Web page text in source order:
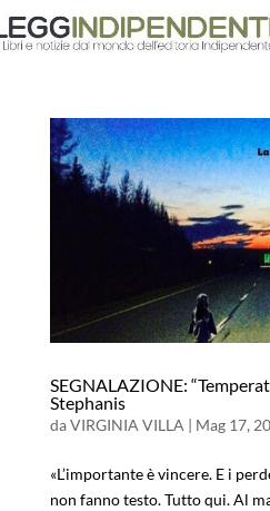
SEGNALAZIONE:
Stephanis
daVIRGINIA VILLA | Mag 17,
«L’importante è vincere. E i
non fanno testo. Tutto qui. Al